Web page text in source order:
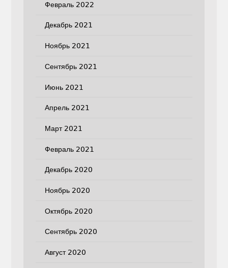
Февраль 2022
Декабрь 2021
Ноябрь 2021
Сентябрь 2021
Июнь 2021
Апрель 2021
Март 2021
Февраль 2021
Декабрь 2020
Ноябрь 2020
Октябрь 2020
Сентябрь 2020
Август 2020